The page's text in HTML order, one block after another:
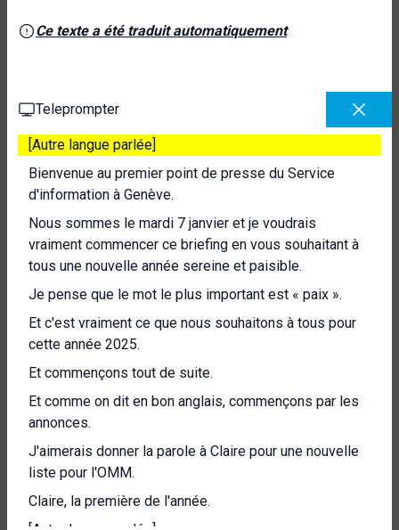
Ce texte a été traduit automatiquement
Teleprompter
[Autre langue parlée]
Bienvenue au premier point de presse du Service
d'information à Genève.
Nous sommes le mardi 7 janvier et je voudrais
vraiment commencer ce briefing en vous souhaitant à
tous une nouvelle année sereine et paisible.
Je pense que le mot le plus important est « paix ».
Et c'est vraiment ce que nous souhaitons à tous pour
cette année 2025.
Et commençons tout de suite.
Et comme on dit en bon anglais, commençons par les
annonces.
J'aimerais donner la parole à Claire pour une nouvelle
liste pour l'OMM.
Claire, la première de l'année.